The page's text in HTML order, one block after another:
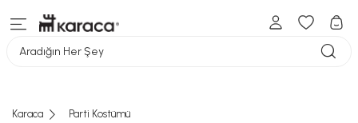
Aradığın Her Şey
Karaca Parti Kostümü